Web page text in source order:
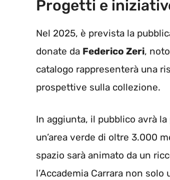
Progetti e
Nel 2025, è prevista la
donate da Federico Zeri,
catalogo rappresenterà una
prospettive sulla collezione.
In aggiunta, il pubblico avrà
un’area verde di oltre 3.000
spazio sarà animato da un
l’Accademia Carrara non